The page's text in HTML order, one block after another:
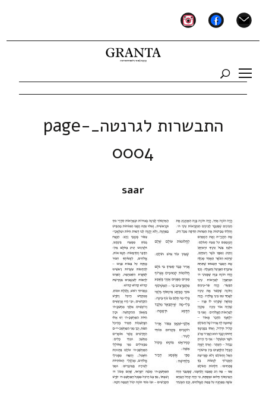
mail
facebook
instagram
התבשרות לגרנטה_page-
0004
saar